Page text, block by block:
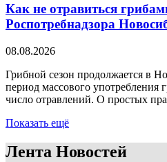
Как не отравиться
Роспотребнадзора
08.08.2026
Грибной сезон продолжается в
период массового употребления
число отравлений. О простых
Показать ещё
Лента Новостей